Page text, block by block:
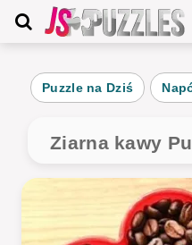
Puzzle na Dziś
Ziarna kawy